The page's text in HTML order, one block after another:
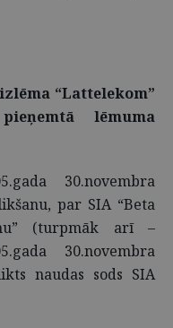
“Lattelekom”
lēmuma
30.novembra
par SIA “Beta
(turpmāk arī –
30.novembra
naudas sods SIA